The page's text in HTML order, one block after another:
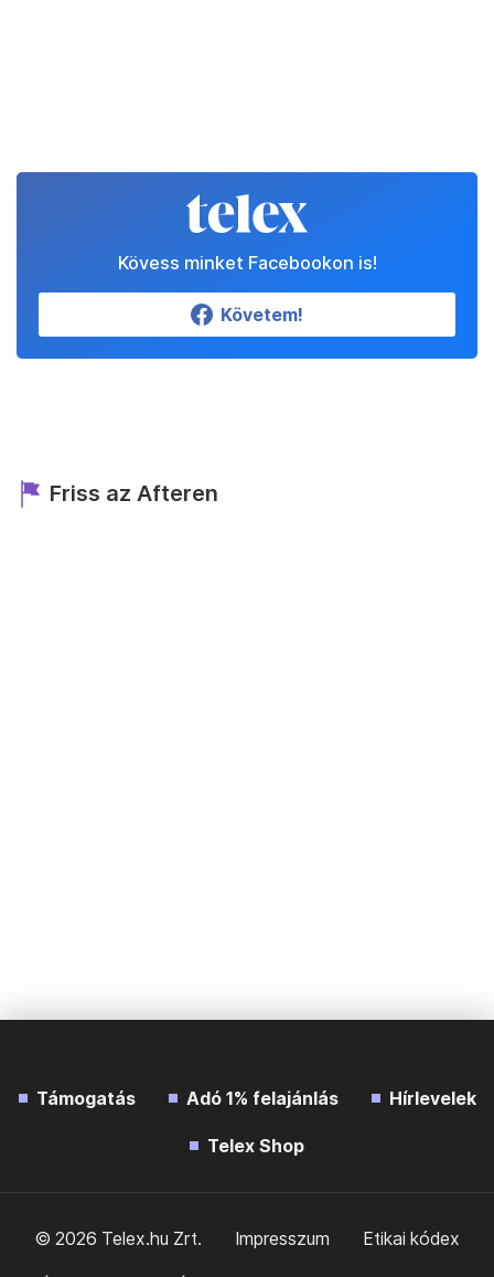
Kövess minket Facebookon is!
Követem!
Friss az Afteren
Támogatás Adó 1% felajánlás Hírlevelek
Telex Shop
© 2026 Telex.hu Zrt. Impresszum Etikai kódex